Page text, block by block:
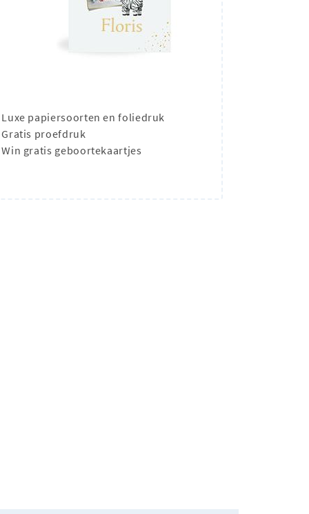
papiersoorten en foliedruk
proefdruk
gratis geboortekaartjes